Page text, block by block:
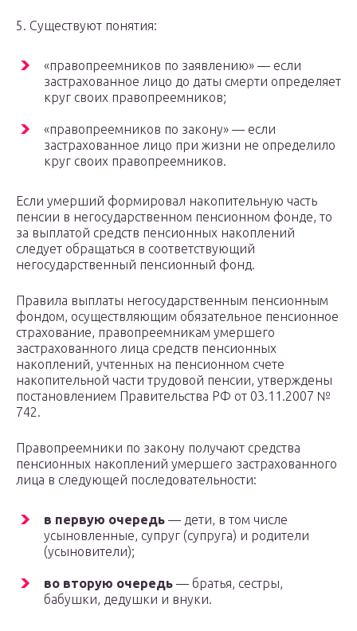
5. Существуют понятия:
«правопреемников по заявлению» — если
застрахованное лицо до даты смерти определяет
круг своих правопреемников;
«правопреемников по закону» — если
застрахованное лицо при жизни не определило
круг своих правопреемников.
Если умерший формировал накопительную часть
пенсии в негосударственном пенсионном фонде, то
за выплатой средств пенсионных накоплений
следует обращаться в соответствующий
негосударственный пенсионный фонд.
Правила выплаты негосударственным пенсионным
фондом, осуществляющим обязательное пенсионное
страхование, правопреемникам умершего
застрахованного лица средств пенсионных
накоплений, учтенных на пенсионном счете
накопительной части трудовой пенсии, утверждены
постановлением Правительства РФ от 03.11.2007 №
742.
Правопреемники по закону получают средства
пенсионных накоплений умершего застрахованного
лица в следующей последовательности:
в первую очередь — дети, в том числе
усыновленные, супруг (супруга) и родители
(усыновители);
во вторую очередь — братья, сестры,
бабушки, дедушки и внуки.